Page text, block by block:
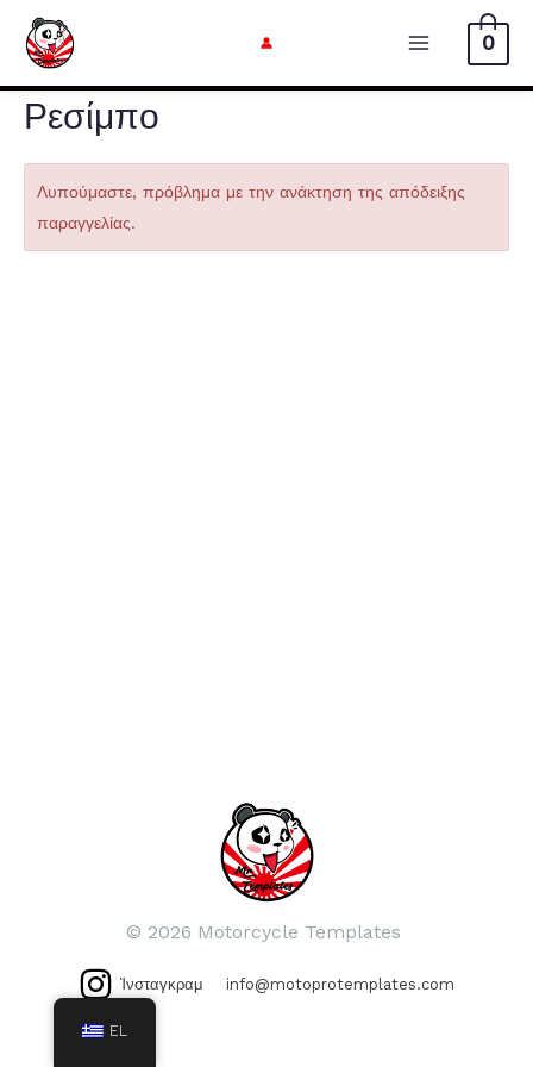
Μετάβαση
Κυρίως
0
Ρεσίμπο
Λυπούμαστε, πρόβλημα με την ανάκτηση της απόδειξης
παραγγελίας.
© 2026 Motorcycle Templates
Ίνσταγκραμ info@motoprotemplates.com
EL